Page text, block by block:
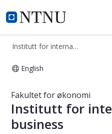
NTNU Hjemmeside
Institutt for
Institutt for internasjonal business
English
Fakultet for økonomi
Institutt for
business